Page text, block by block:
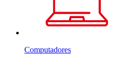
Computadores